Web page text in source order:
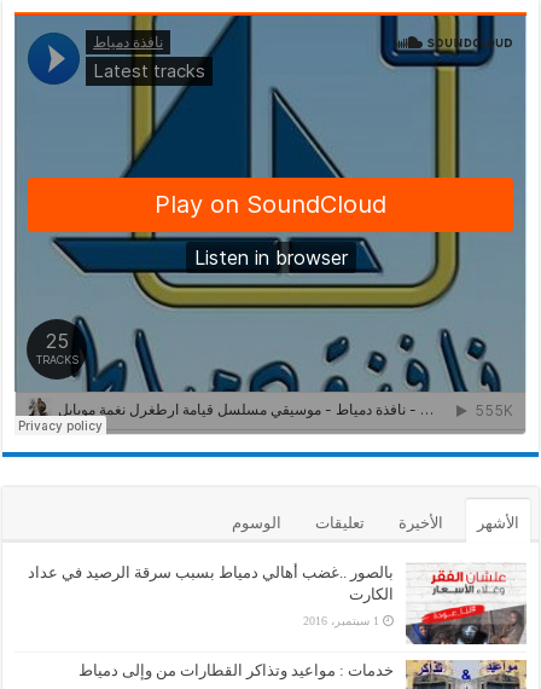
الأشهر الأخيرة تعليقات الوسوم
بالصور ..غضب أهالي دمياط بسبب سرقة الرصيد في عداد
الكارت
1 سبتمبر، 2016
خدمات : مواعيد وتذاكر القطارات من وإلى دمياط